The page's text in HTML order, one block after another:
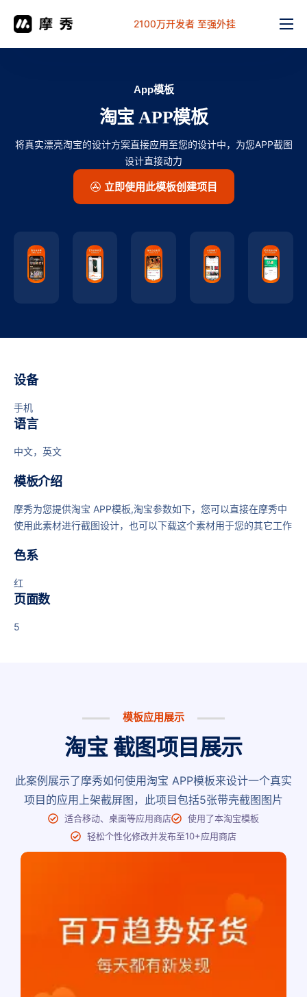
2100万开发者 至强外挂
功能
App模板
淘宝 APP模板
将真实漂亮淘宝的设计方案直接应用至您的设计中，为您APP截图
设计直接动力
立即使用此模板创建项目
设备
手机
语言
中文，英文
模板介绍
摩秀为您提供淘宝 APP模板,淘宝参数如下，您可以直接在摩秀中
使用此素材进行截图设计，也可以下载这个素材用于您的其它工作
色系
红
页面数
5
模板应用展示
淘宝 截图项目展示
此案例展示了摩秀如何使用淘宝 APP模板来设计一个真实
项目的应用上架截屏图，此项目包括5张带壳截图图片
适合移动、桌面等应用商店
使用了本淘宝模板
轻松个性化修改并发布至10+应用商店